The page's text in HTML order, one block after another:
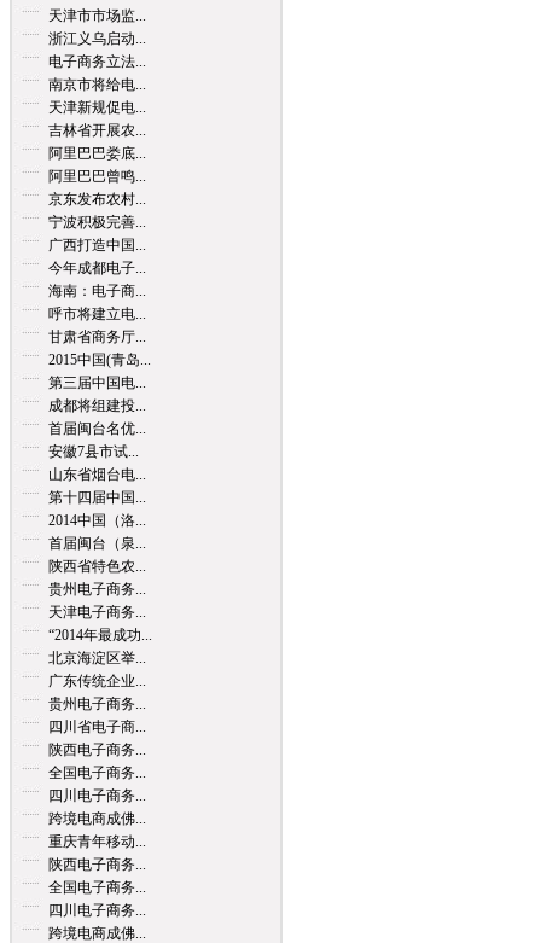
天津市市场监...
浙江义乌启动...
电子商务立法...
南京市将给电...
天津新规促电...
吉林省开展农...
阿里巴巴娄底...
阿里巴巴曾鸣...
京东发布农村...
宁波积极完善...
广西打造中国...
今年成都电子...
海南：电子商...
呼市将建立电...
甘肃省商务厅...
2015中国(青岛...
第三届中国电...
成都将组建投...
首届闽台名优...
安徽7县市试...
山东省烟台电...
第十四届中国...
2014中国（洛...
首届闽台（泉...
陕西省特色农...
贵州电子商务...
天津电子商务...
“2014年最成功...
北京海淀区举...
广东传统企业...
贵州电子商务...
四川省电子商...
陕西电子商务...
全国电子商务...
四川电子商务...
跨境电商成佛...
重庆青年移动...
陕西电子商务...
全国电子商务...
四川电子商务...
跨境电商成佛...